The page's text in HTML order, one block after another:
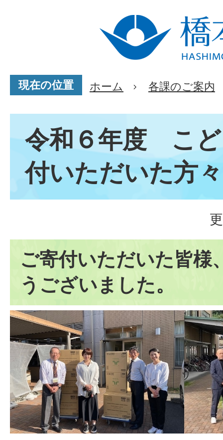
現在の位置 ホーム 各課のご案内
令和６年度 こど
付いただいた方々
ご寄付いただいた皆様
うございました。